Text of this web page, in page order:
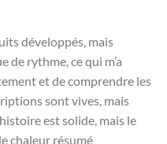
développés, mais
de rythme, ce qui m’a
et de comprendre les
sont vives, mais
est solide, mais le
chaleur résumé